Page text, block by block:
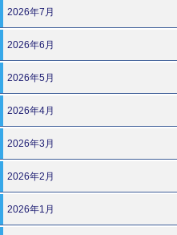
2026年7月
2026年6月
2026年5月
2026年4月
2026年3月
2026年2月
2026年1月